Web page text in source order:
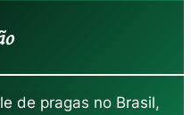
de pragas no Brasil,